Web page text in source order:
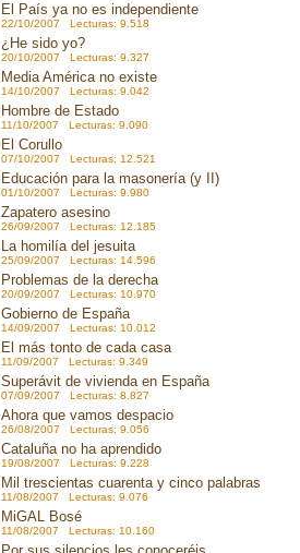
El País ya no es independiente
22/10/2007 Lecturas: 9.518
¿He sido yo?
20/10/2007 Lecturas: 9.327
Media América no existe
14/10/2007 Lecturas: 9.042
Hombre de Estado
11/10/2007 Lecturas: 9.090
El Corullo
07/10/2007 Lecturas: 12.521
Educación para la masonería (y II)
01/10/2007 Lecturas: 9.980
Zapatero asesino
26/09/2007 Lecturas: 12.185
La homilía del jesuita
25/09/2007 Lecturas: 14.596
Problemas de la derecha
20/09/2007 Lecturas: 10.970
Gobierno de España
14/09/2007 Lecturas: 10.012
El más tonto de cada casa
11/09/2007 Lecturas: 9.349
Superávit de vivienda en España
07/09/2007 Lecturas: 8.827
Ahora que vamos despacio
26/08/2007 Lecturas: 9.056
Cataluña no ha aprendido
19/08/2007 Lecturas: 9.228
Mil trescientas cuarenta y cinco palabras
11/08/2007 Lecturas: 9.076
MiGAL Bosé
11/08/2007 Lecturas: 10.160